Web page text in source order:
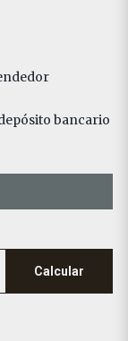
bancario
Calcular